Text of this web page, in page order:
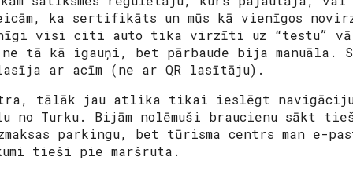
ka sertifikāts un mūs kā vienīgos
visi citi auto tika virzīti uz “testu”
tā kā igauņi, bet pārbaude bija manuāla.
ar acīm (ne ar QR lasītāju).
tālāk jau atlika tikai ieslēgt navigāciju
no Turku. Bijām nolēmuši braucienu sākt
parkingu, bet tūrisma centrs man e-
tieši pie maršruta.